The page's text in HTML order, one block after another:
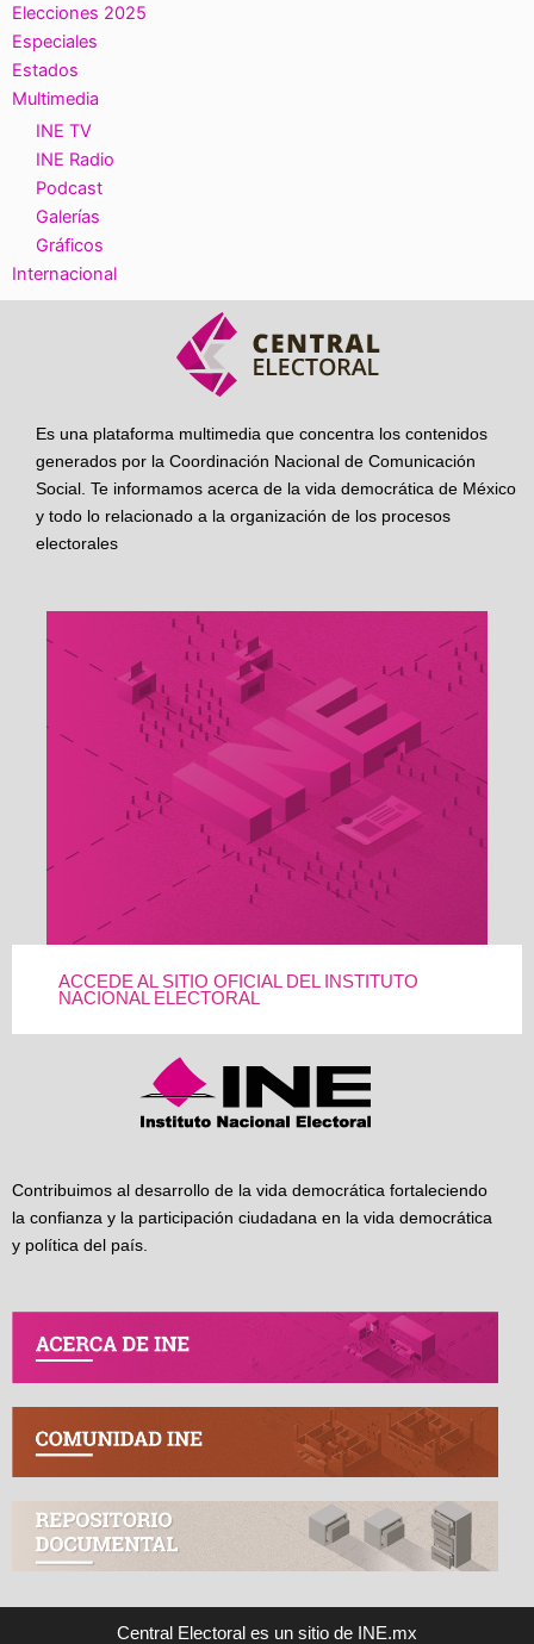
Elecciones 2025
Especiales
Estados
Multimedia
INE TV
INE Radio
Podcast
Galerías
Gráficos
Internacional
Es una plataforma multimedia que concentra los contenidos
generados por la Coordinación Nacional de Comunicación
Social. Te informamos acerca de la vida democrática de México
y todo lo relacionado a la organización de los procesos
electorales
ACCEDE AL SITIO OFICIAL DEL INSTITUTO
NACIONAL ELECTORAL
Contribuimos al desarrollo de la vida democrática fortaleciendo
la confianza y la participación ciudadana en la vida democrática
y política del país.
Central Electoral es un sitio de INE.mx